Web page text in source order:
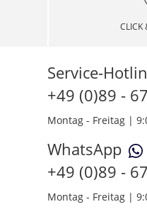
CLICK
Service-
+49 (0)89 -
Montag - Freitag |
WhatsApp
+49 (0)89 -
Montag - Freitag |